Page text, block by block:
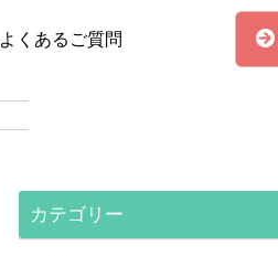
よくあるご質問
カテゴリー